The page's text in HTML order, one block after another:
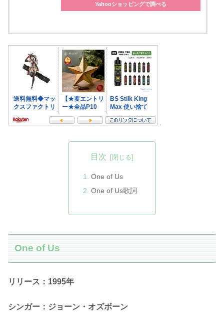
Yahooショッピングで調べる
目次
One of Us
One of Us歌詞
One of Us
リリース：1995年
シンガー：ジョーン・オズボーン